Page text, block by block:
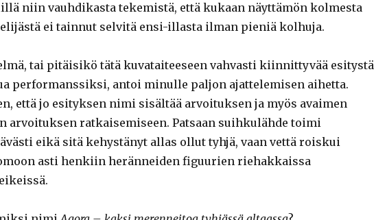
niin vauhdikasta tekemistä, että kukaan näyttämön kolmesta
ei tainnut selvitä ensi-illasta ilman pieniä kolhuja.
tai pitäisikö tätä kuvataiteeseen vahvasti kiinnittyvää esitystä
performanssiksi, antoi minulle paljon ajattelemisen aihetta.
että jo esityksen nimi sisältää arvoituksen ja myös avaimen
arvoituksen ratkaisemiseen. Patsaan suihkulähde toimi
eikä sitä kehystänyt allas ollut tyhjä, vaan vettä roiskui
asti henkiin heränneiden figuurien riehakkaissa